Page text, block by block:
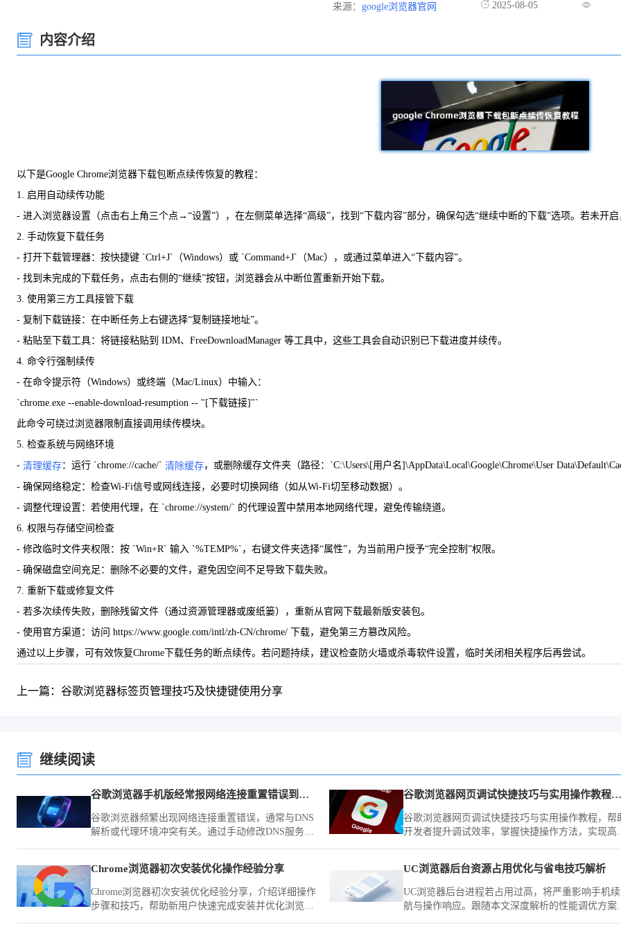
来源： google浏览器官网 2025-08-05
内容介绍
以下是Google Chrome浏览器下载包断点续传恢复的教程：
1. 启用自动续传功能
- 进入浏览器设置（点击右上角三个点→“设置”），在左侧菜单选择“高级”，找到“下载内容”部分，确保勾选“继续中断的下载”选项。若未开启
2. 手动恢复下载任务
- 打开下载管理器：按快捷键 `Ctrl+J`（Windows）或 `Command+J`（Mac），或通过菜单进入“下载内容”。
- 找到未完成的下载任务，点击右侧的“继续”按钮，浏览器会从中断位置重新开始下载。
3. 使用第三方工具接管下载
- 复制下载链接：在中断任务上右键选择“复制链接地址”。
- 粘贴至下载工具：将链接粘贴到 IDM、FreeDownloadManager 等工具中，这些工具会自动识别已下载进度并续传。
4. 命令行强制续传
- 在命令提示符（Windows）或终端（Mac/Linux）中输入：
`chrome.exe --enable-download-resumption -- "[下载链接]"`
此命令可绕过浏览器限制直接调用续传模块。
5. 检查系统与网络环境
- 清理缓存：运行 `chrome://cache/` 清除缓存，或删除缓存文件夹（路径：`C:\Users\[用户名]\AppData\Local\Google\Chrome\User
- 确保网络稳定：检查Wi-Fi信号或网线连接，必要时切换网络（如从Wi-Fi切至移动数据）。
- 调整代理设置：若使用代理，在 `chrome://system/` 的代理设置中禁用本地网络代理，避免传输绕道。
6. 权限与存储空间检查
- 修改临时文件夹权限：按 `Win+R` 输入 `%TEMP%`，右键文件夹选择“属性”，为当前用户授予“完全控制”权限。
- 确保磁盘空间充足：删除不必要的文件，避免因空间不足导致下载失败。
7. 重新下载或修复文件
- 若多次续传失败，删除残留文件（通过资源管理器或废纸篓），重新从官网下载最新版安装包。
- 使用官方渠道：访问 https://www.google.com/intl/zh-CN/chrome/ 下载，避免第三方篡改风险。
通过以上步骤，可有效恢复Chrome下载任务的断点续传。若问题持续，建议检查防火墙或杀毒软件设置，临时关闭相关程序后再尝试。
上一篇：谷歌浏览器标签页管理技巧及快捷键使用分享
继续阅读
谷歌浏览器手机版经常报网络连接重置错误到底怎么改机
谷歌浏览器频繁出现网络连接重置错误，通常与DNS
解析或代理环境冲突有关。通过手动修改DNS服务器
谷歌浏览器网页调试快捷技巧与实用操作教程分享
谷歌浏览器网页调试快捷技巧与实用操作教程，帮
开发者提升调试效率，掌握快捷操作方法，实现高效
Chrome浏览器初次安装优化操作经验分享
Chrome浏览器初次安装优化经验分享，介绍详细操作
步骤和技巧，帮助新用户快速完成安装并优化浏览器
UC浏览器后台资源占用优化与省电技巧解析
UC浏览器后台进程若占用过高，将严重影响手机续
航与操作响应。跟随本文深度解析的性能调优方案，